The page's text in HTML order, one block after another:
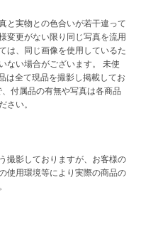
と実物との色合いが若干違って
変更がない限り同じ写真を流用
は、同じ画像を使用しているた
ない場合がございます。 未使
は全て現品を撮影し掲載してお
、付属品の有無や写真は各商品
さい。
撮影しておりますが、お客様の
使用環境等により実際の商品の